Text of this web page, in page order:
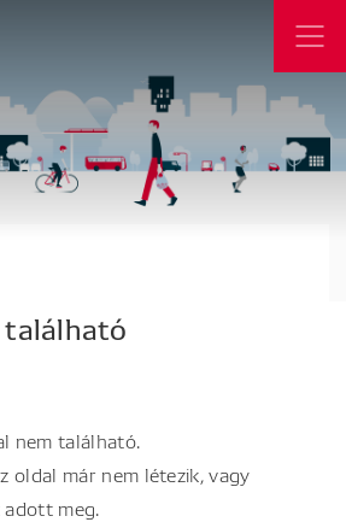
található
nem található.
oldal már nem létezik, vagy
meg.